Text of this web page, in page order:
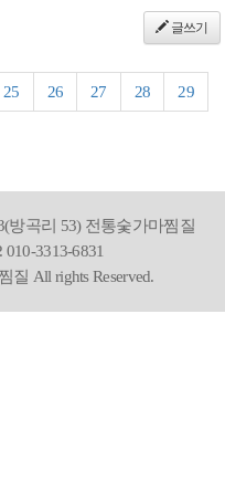
글쓰기
25 26 27 28 29
방곡리 53) 전통숯가마찜질
010-3313-6831
질 All rights Reserved.